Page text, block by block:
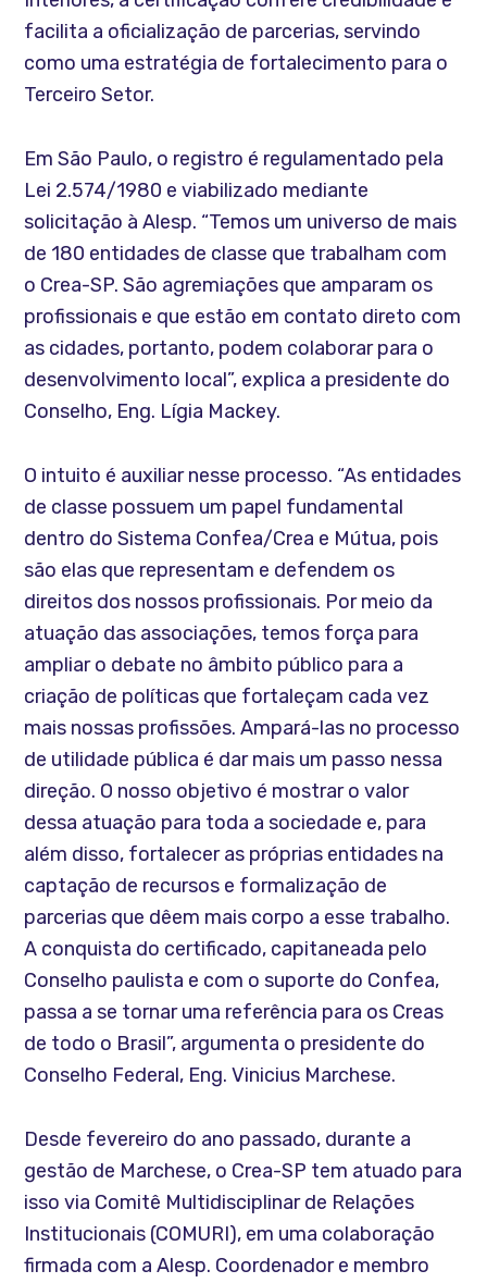
facilita a oficialização de parcerias, servindo
como uma estratégia de fortalecimento para o
Terceiro Setor.
Em São Paulo, o registro é regulamentado pela
Lei 2.574/1980 e viabilizado mediante
solicitação à Alesp. “Temos um universo de mais
de 180 entidades de classe que trabalham com
o Crea-SP. São agremiações que amparam os
profissionais e que estão em contato direto com
as cidades, portanto, podem colaborar para o
desenvolvimento local”, explica a presidente do
Conselho, Eng. Lígia Mackey.
O intuito é auxiliar nesse processo. “As entidades
de classe possuem um papel fundamental
dentro do Sistema Confea/Crea e Mútua, pois
são elas que representam e defendem os
direitos dos nossos profissionais. Por meio da
atuação das associações, temos força para
ampliar o debate no âmbito público para a
criação de políticas que fortaleçam cada vez
mais nossas profissões. Ampará-las no processo
de utilidade pública é dar mais um passo nessa
direção. O nosso objetivo é mostrar o valor
dessa atuação para toda a sociedade e, para
além disso, fortalecer as próprias entidades na
captação de recursos e formalização de
parcerias que dêem mais corpo a esse trabalho.
A conquista do certificado, capitaneada pelo
Conselho paulista e com o suporte do Confea,
passa a se tornar uma referência para os Creas
de todo o Brasil”, argumenta o presidente do
Conselho Federal, Eng. Vinicius Marchese.
Desde fevereiro do ano passado, durante a
gestão de Marchese, o Crea-SP tem atuado para
isso via Comitê Multidisciplinar de Relações
Institucionais (COMURI), em uma colaboração
firmada com a Alesp. Coordenador e membro